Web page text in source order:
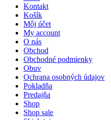
Kontakt
Košík
Môj účet
My account
O nás
Obchod
Obchodné podmienky
Obuv
Ochrana osobných údajov
Pokladňa
Predajňa
Shop
Shop sale